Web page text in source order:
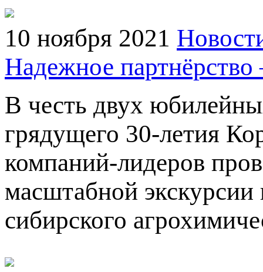
10 ноября 2021
Надежное
В честь двух
грядущего 30-летия
компаний-лидеров
масштабной
сибирского